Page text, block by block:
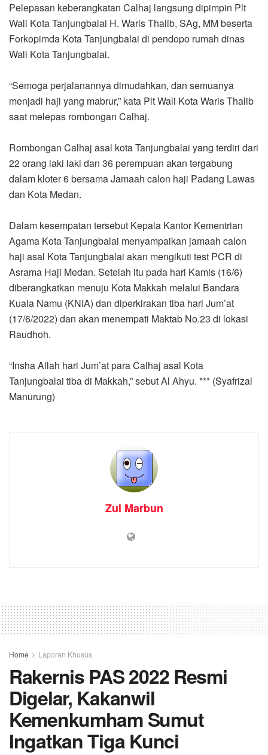
Pelepasan keberangkatan Calhaj langsung dipimpin Plt
Wali Kota Tanjungbalai H. Waris Thalib, SAg, MM beserta
Forkopimda Kota Tanjungbalai di pendopo rumah dinas
Wali Kota Tanjungbalai.
“Semoga perjalanannya dimudahkan, dan semuanya
menjadi haji yang mabrur,” kata Plt Wali Kota Waris Thalib
saat melepas rombongan Calhaj.
Rombongan Calhaj asal kota Tanjungbalai yang terdiri dari
22 orang laki laki dan 36 perempuan akan tergabung
dalam kloter 6 bersama Jamaah calon haji Padang Lawas
dan Kota Medan.
Dalam kesempatan tersebut Kepala Kantor Kementrian
Agama Kota Tanjungbalai menyampaikan jamaah calon
haji asal Kota Tanjungbalai akan mengikuti test PCR di
Asrama Haji Medan. Setelah itu pada hari Kamis (16/6)
diberangkatkan menuju Kota Makkah melalui Bandara
Kuala Namu (KNIA) dan diperkirakan tiba hari Jum’at
(17/6/2022) dan akan menempati Maktab No.23 di lokasi
Raudhoh.
“Insha Allah hari Jum’at para Calhaj asal Kota
Tanjungbalai tiba di Makkah,” sebut Al Ahyu. *** (Syafrizal
Manurung)
Zul Marbun
Home Laporan Khusus
Rakernis PAS 2022 Resmi
Digelar, Kakanwil
Kemenkumham Sumut
Ingatkan Tiga Kunci